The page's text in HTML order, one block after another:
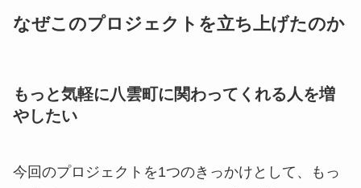
なぜこのプロジェクトを立ち上げたのか
もっと気軽に八雲町に関わってくれる人を増
やしたい
今回のプロジェクトを1つのきっかけとして、もっ